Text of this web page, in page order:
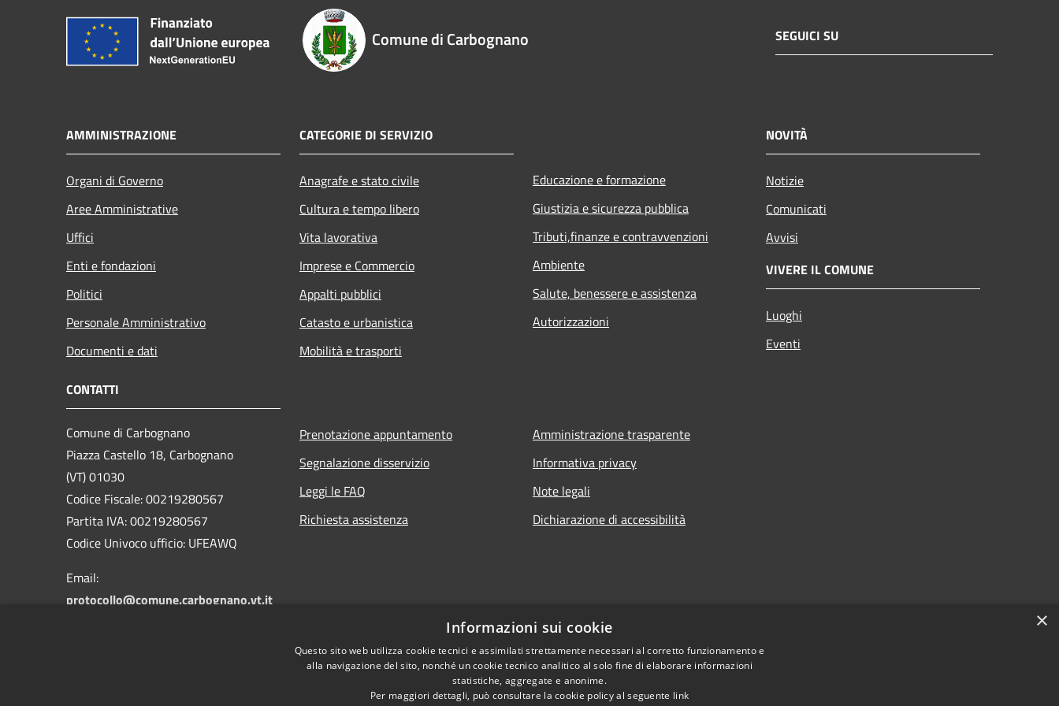
Comune di Carbognano SEGUICI SU
AMMINISTRAZIONE
Organi di Governo
Aree Amministrative
Uffici
Enti e fondazioni
Politici
Personale Amministrativo
Documenti e dati
CATEGORIE DI SERVIZIO
Anagrafe e stato civile
Cultura e tempo libero
Vita lavorativa
Imprese e Commercio
Appalti pubblici
Catasto e urbanistica
Mobilità e trasporti
Educazione e formazione
Giustizia e sicurezza pubblica
Tributi,finanze e contravvenzioni
Ambiente
Salute, benessere e assistenza
Autorizzazioni
NOVITÀ
Notizie
Comunicati
Avvisi
VIVERE IL COMUNE
Luoghi
Eventi
CONTATTI
Comune di Carbognano
Piazza Castello 18, Carbognano
(VT) 01030
Codice Fiscale: 00219280567
Partita IVA: 00219280567
Codice Univoco ufficio: UFEAWQ
Email:
protocollo@comune.carbognano.vt.it
Prenotazione appuntamento
Segnalazione disservizio
Leggi le FAQ
Richiesta assistenza
Amministrazione trasparente
Informativa privacy
Note legali
Dichiarazione di accessibilità
×
Informazioni sui cookie
Questo sito web utilizza cookie tecnici e assimilati strettamente necessari al corretto funzionamento e
alla navigazione del sito, nonché un cookie tecnico analitico al solo fine di elaborare informazioni
statistiche, aggregate e anonime.
Per maggiori dettagli, può consultare la cookie policy al seguente link